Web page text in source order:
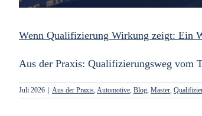
Wenn Qualifizierung Wirkung zeigt: Ein
Aus der Praxis: Qualifizierungsweg vom
Juli 2026 Aus der Praxis,Automotive, Blog, Master,